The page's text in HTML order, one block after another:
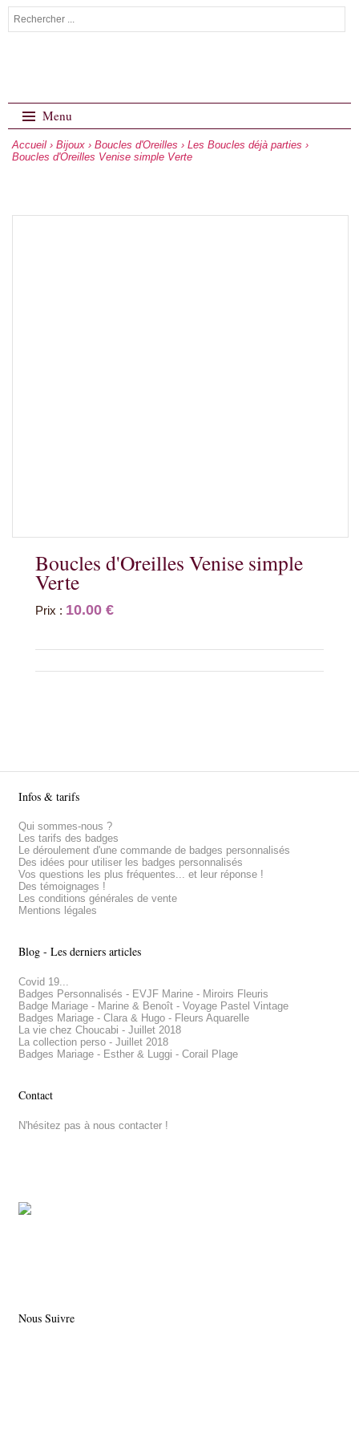
Menu
Accueil › Bijoux › Boucles d'Oreilles › Les Boucles déjà parties ›
Boucles d'Oreilles Venise simple Verte
Boucles d'Oreilles Venise simple
Verte
Prix : 10.00 €
Infos & tarifs
Qui sommes-nous ?
Les tarifs des badges
Le déroulement d'une commande de badges personnalisés
Des idées pour utiliser les badges personnalisés
Vos questions les plus fréquentes... et leur réponse !
Des témoignages !
Les conditions générales de vente
Mentions légales
Blog - Les derniers articles
Covid 19...
Badges Personnalisés - EVJF Marine - Miroirs Fleuris
Badge Mariage - Marine & Benoît - Voyage Pastel Vintage
Badges Mariage - Clara & Hugo - Fleurs Aquarelle
La vie chez Choucabi - Juillet 2018
La collection perso - Juillet 2018
Badges Mariage - Esther & Luggi - Corail Plage
Contact
N'hésitez pas à nous contacter !
Nous Suivre